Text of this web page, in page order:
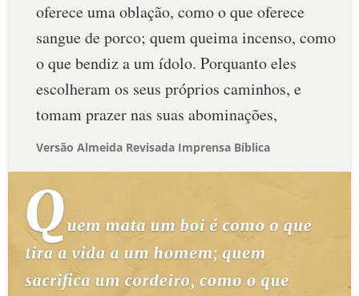
oferece uma oblação, como o que oferece
sangue de porco; quem queima incenso, como
o que bendiz a um ídolo. Porquanto eles
escolheram os seus próprios caminhos, e
tomam prazer nas suas abominações,
Versão Almeida Revisada Imprensa Bíblica